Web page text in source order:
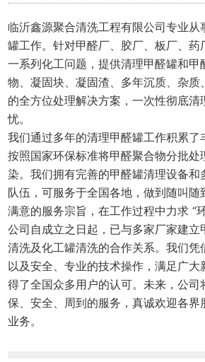
临沂鑫源聚合清洗工程有限公司专业从
罐工作。针对甲醛厂、胶厂、板厂、药
一系列化工问题，提供清理甲醛罐和甲
物、凝固块、凝固渣、多年沉质、杂质
的全方位处理解决方案，一次性彻底清
忧。
我们通过多年的清理甲醛罐工作积累了
按照国家环保标准将甲醛聚合物分批处
染。我们拥有完善的甲醛罐清理设备和
队伍，可服务于全国各地，做到随叫随
满意的服务宗旨，在工作过程中力求 “
公司自成立之日起，已与多家厂家建立
清洗及化工罐清洗的合作关系。我们凭
以及安全、专业的技术操作，满足广大
得了全国众多用户的认可。未来，公司
保、安全、周到的服务，真诚欢迎各界
业务。